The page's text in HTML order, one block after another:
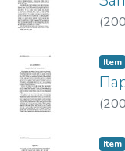
(
Item
(
Item